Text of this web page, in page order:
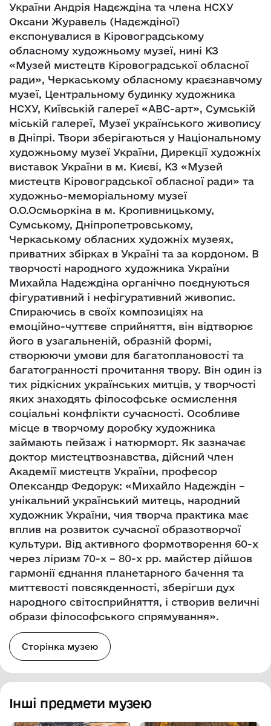
України Андрія Надєждіна та члена НСХУ
Оксани Журавель (Надєждіної)
експонувалися в Кіровоградському
обласному художньому музеї, нині КЗ
«Музей мистецтв Кіровоградської обласної
ради», Черкаському обласному краєзнавчому
музеї, Центральному будинку художника
НСХУ, Київській галереї «АВС-арт», Сумській
міській галереї, Музеї українського живопису
в Дніпрі. Твори зберігаються у Національному
художньому музеї України, Дирекції художніх
виставок України в м. Києві, КЗ «Музей
мистецтв Кіровоградської обласної ради» та
художньо-меморіальному музеї
О.О.Осмьоркіна в м. Кропивницькому,
Сумському, Дніпропетровському,
Черкаському обласних художніх музеях,
приватних збірках в Україні та за кордоном. В
творчості народного художника України
Михайла Надєждіна органічно поєднуються
фігуративний і нефігуративний живопис.
Спираючись в своїх композиціях на
емоційно-чуттєве сприйняття, він відтворює
його в узагальненій, образній формі,
створюючи умови для багатоплановості та
багатогранності прочитання твору. Він один із
тих рідкісних українських митців, у творчості
яких знаходять філософське осмислення
соціальні конфлікти сучасності. Особливе
місце в творчому доробку художника
займають пейзаж і натюрморт. Як зазначає
доктор мистецтвознавства, дійсний член
Академії мистецтв України, професор
Олександр Федорук: «Михайло Надєждін –
унікальний український митець, народний
художник України, чия творча практика має
вплив на розвиток сучасної образотворчої
культури. Від активного формотворення 60-х
через ліризм 70-х – 80-х рр. майстер дійшов
гармонії єднання планетарного бачення та
миттєвості повсякденності, зберігши дух
народного світосприйняття, і створив величні
образи філософського спрямування».
Сторінка музею
Інші предмети музею